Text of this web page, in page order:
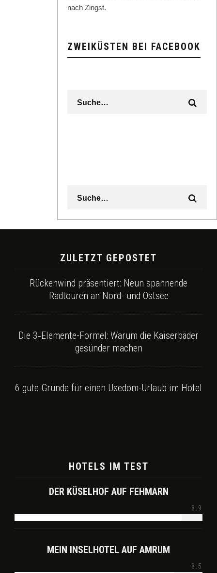
nach Zingst.
ZWEIKÜSTEN BEI FACEBOOK
ZULETZT GEPOSTET
Rückenwind präsentiert: Neun spannende
Radtouren an Nord- und Ostsee
Die 3‑Elemente-Formel: Warum die Kaiserbäder
gesünder machen
6 gute Gründe für einen Usedom-Urlaub im Hotel
HOTELS IM TEST
DER KÜSELHOF AUF FEHMARN
8.9
MEIN INSELHOTEL AUF AMRUM
8.5